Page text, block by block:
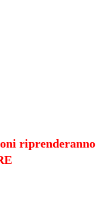
riprenderanno